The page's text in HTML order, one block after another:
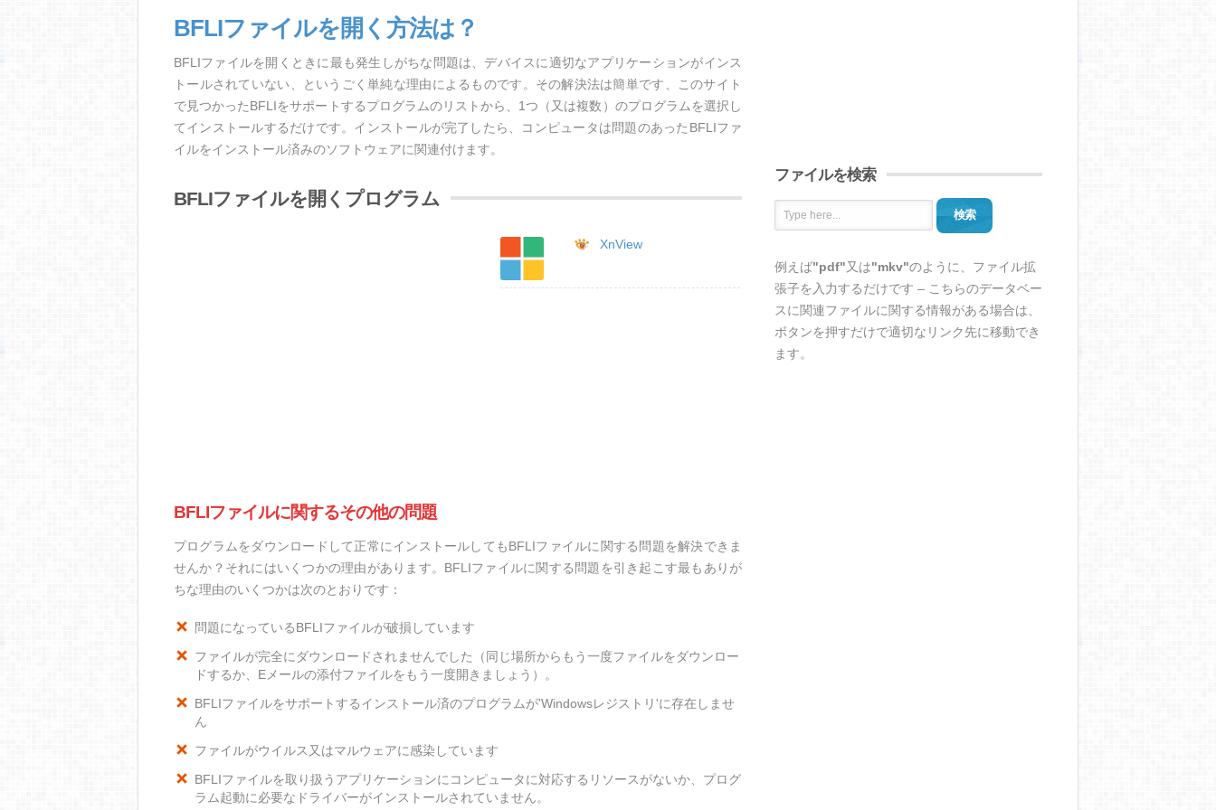
BFLIファイルを開く方法は？
BFLIファイルを開くときに最も発生しがちな問題は、デバイスに適切なアプリケーションがインス
トールされていない、というごく単純な理由によるものです。その解決法は簡単です、このサイト
で見つかったBFLIをサポートするプログラムのリストから、1つ（又は複数）のプログラムを選択し
てインストールするだけです。インストールが完了したら、コンピュータは問題のあったBFLIファ
イルをインストール済みのソフトウェアに関連付けます。
BFLIファイルを開くプログラム
XnView
BFLIファイルに関するその他の問題
プログラムをダウンロードして正常にインストールしてもBFLIファイルに関する問題を解決できま
せんか？それにはいくつかの理由があります。BFLIファイルに関する問題を引き起こす最もありが
ちな理由のいくつかは次のとおりです：
問題になっているBFLIファイルが破損しています
ファイルが完全にダウンロードされませんでした（同じ場所からもう一度ファイルをダウンロー
ドするか、Eメールの添付ファイルをもう一度開きましょう）。
BFLIファイルをサポートするインストール済のプログラムが'Windowsレジストリ'に存在しませ
ん
ファイルがウイルス又はマルウェアに感染しています
BFLIファイルを取り扱うアプリケーションにコンピュータに対応するリソースがないか、プログ
ラム起動に必要なドライバーがインストールされていません。
ファイルを検索
検索
例えば"pdf"又は"mkv"のように、ファイル拡
張子を入力するだけです – こちらのデータベー
スに関連ファイルに関する情報がある場合は、
ボタンを押すだけで適切なリンク先に移動でき
ます。